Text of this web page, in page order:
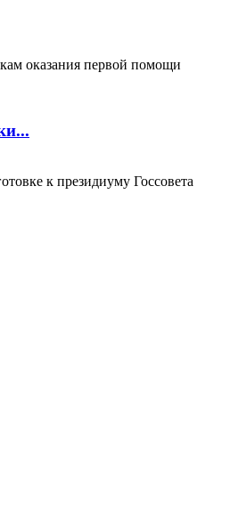
оказания первой помощи
к президиуму Госсовета